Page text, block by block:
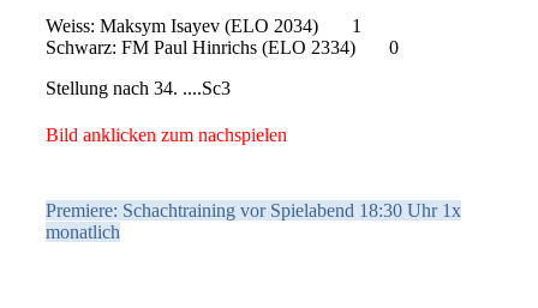
Weiss: Maksym Isayev (ELO 2034) 1
Schwarz: FM Paul Hinrichs (ELO 2334) 0
Stellung nach 34. ....Sc3
Bild anklicken zum nachspielen
Premiere: Schachtraining vor Spielabend 18:30 Uhr 1x
monatlich